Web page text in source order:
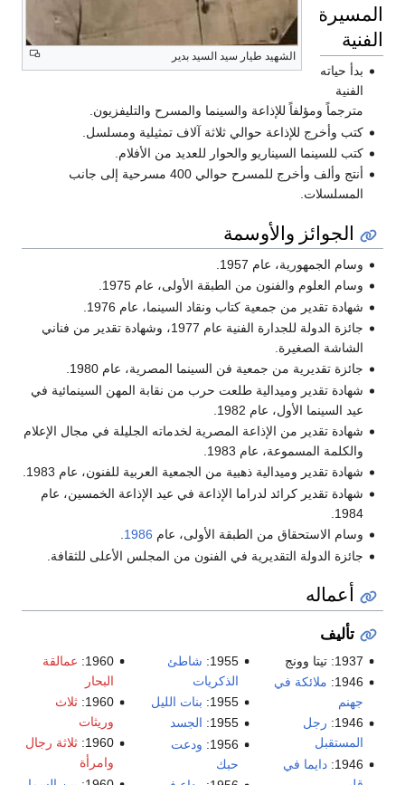
الشهيد طيار سيد السيد بدير
المسيرة
الفنية
بدأ حياته
الفنية
مترجماً ومؤلفاً للإذاعة والسينما والمسرح والتليفزيون.
كتب وأخرج للإذاعة حوالي ثلاثة آلاف تمثيلية ومسلسل.
كتب للسينما السيناريو والحوار للعديد من الأفلام.
أنتج وألف وأخرج للمسرح حوالي 400 مسرحية إلى جانب
المسلسلات.
الجوائز والأوسمة
وسام الجمهورية، عام 1957.
وسام العلوم والفنون من الطبقة الأولى، عام 1975.
شهادة تقدير من جمعية كتاب ونقاد السينما، عام 1976.
جائزة الدولة للجدارة الفنية عام 1977، وشهادة تقدير من فناني
الشاشة الصغيرة.
جائزة تقديرية من جمعية فن السينما المصرية، عام 1980.
شهادة تقدير وميدالية طلعت حرب من نقابة المهن السينمائية في
عيد السينما الأول، عام 1982.
شهادة تقدير من الإذاعة المصرية لخدماته الجليلة في مجال الإعلام
والكلمة المسموعة، عام 1983.
شهادة تقدير وميدالية ذهبية من الجمعية العربية للفنون، عام 1983.
شهادة تقدير كرائد لدراما الإذاعة في عيد الإذاعة الخمسين، عام
1984.
وسام الاستحقاق من الطبقة الأولى، عام 1986
.
جائزة الدولة التقديرية في الفنون من المجلس الأعلى للثقافة.
أعماله
تأليف
1937: تيتا وونج
1946:
ملائكة في
جهنم
1946:
رجل
المستقبل
1946: دايما في
1955:
شاطئ
الذكريات
1955:
بنات الليل
1955:
الجسد
1956:
ودعت
حبك
1960:
عمالقة
البحار
1960: ثلاث
وريثات
1960: ثلاثة رجال
وامرأة